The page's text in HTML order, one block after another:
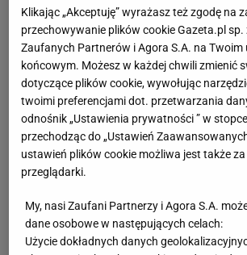
Klikając „Akceptuję” wyrażasz też zgodę na
przechowywanie plików cookie Gazeta.pl sp.
Zaufanych Partnerów i Agora S.A. na Twoim
końcowym. Możesz w każdej chwili zmienić
dotyczące plików cookie, wywołując
twoimi preferencjami dot. przetwarzania
odnośnik „Ustawienia prywatności ” w
przechodząc do „Ustawień
ustawień plików cookie możliwa jest także
przeglądarki.
My, nasi Zaufani Partnerzy i Agora S.A.
dane osobowe w następujących celach:
Użycie dokładnych danych